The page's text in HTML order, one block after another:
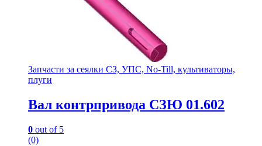
Запчасти за сеялки СЗ, УПС, No-Till, культиваторы,
плуги
Вал контрпривода СЗЮ 01.602
0 out of 5
(0)